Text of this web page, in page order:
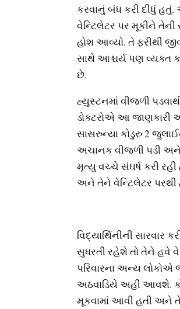
કરવાનું બંધ કરી દીધું
વેન્ટિલેટર પર મૂકીને તેની
હોશ આવ્યો. તે ફરીથી
સાથે આશ્ચર્ય પણ વ્યક્ત
છે.
હ્યુસ્ટનમાં વીજળી
ડોક્ટરોએ આ જાણકારી
સાસરુન્યા કોડુરુ 2
અચાનક વીજળી પડી
મૃત્યુ વચ્ચે સંઘર્ષ કરી
અને તેને વેન્ટિલેટર પરથી
વિદ્યાર્થિનીની
સુધરતી રહેશે તો તેને હવે
પરિવારના અન્ય
અઠવાડિયે અહીં આવશે.
મૂકવામાં આવી હતી અને